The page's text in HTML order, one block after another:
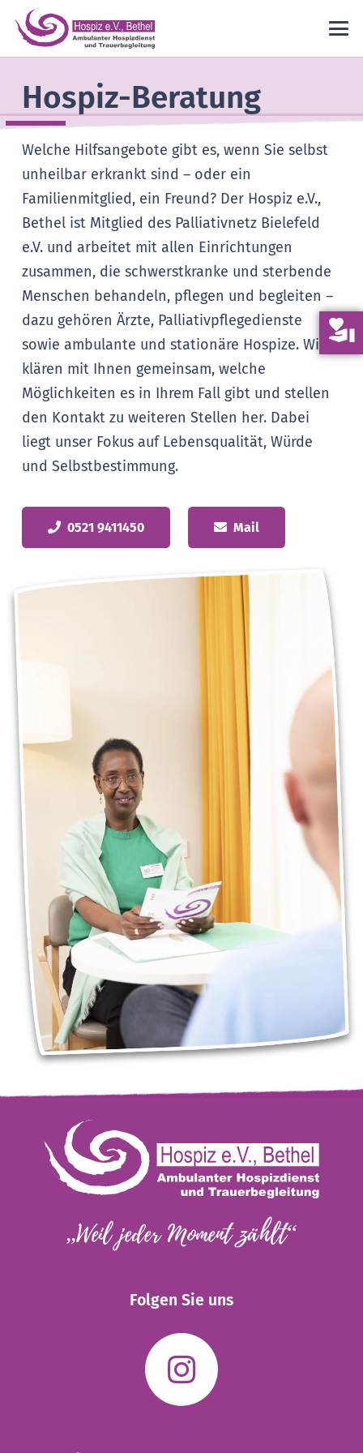
Hospiz-Beratung
Welche Hilfsangebote gibt es, wenn Sie selbst
unheilbar erkrankt sind – oder ein
Familienmitglied, ein Freund? Der Hospiz e.V.,
Bethel ist Mitglied des Palliativnetz Bielefeld
e.V. und arbeitet mit allen Einrichtungen
zusammen, die schwerstkranke und sterbende
Menschen behandeln, pflegen und begleiten –
dazu gehören Ärzte, Palliativpflegedienste
sowie ambulante und stationäre Hospize. Wir
klären mit Ihnen gemeinsam, welche
Möglichkeiten es in Ihrem Fall gibt und stellen
den Kontakt zu weiteren Stellen her. Dabei
liegt unser Fokus auf Lebensqualität, Würde
und Selbstbestimmung.
0521 9411450 Mail
„Weil jeder Moment zählt“
Folgen Sie uns
volunteer_activism